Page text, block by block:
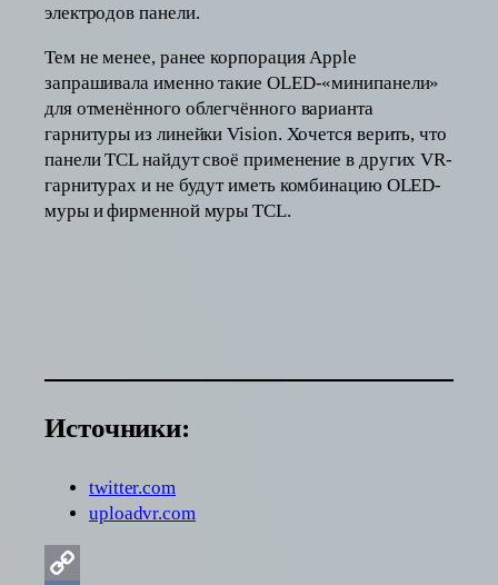
электродов панели.
Тем не менее, ранее корпорация Apple
запрашивала именно такие OLED-«минипанели»
для отменённого облегчённого варианта
гарнитуры из линейки Vision. Хочется верить, что
панели TCL найдут своё применение в других VR-
гарнитурах и не будут иметь комбинацию OLED-
муры и фирменной муры TCL.
Источники:
twitter.com
uploadvr.com